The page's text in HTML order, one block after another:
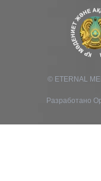
© ETERNAL
Разработано